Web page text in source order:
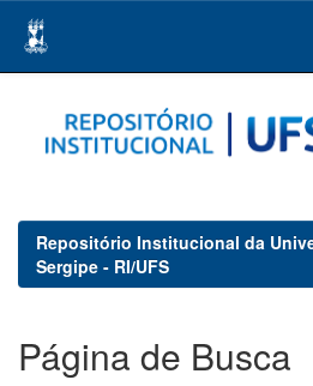
navigation
Repositório Institucional da
Sergipe - RI/UFS
Página de Busca